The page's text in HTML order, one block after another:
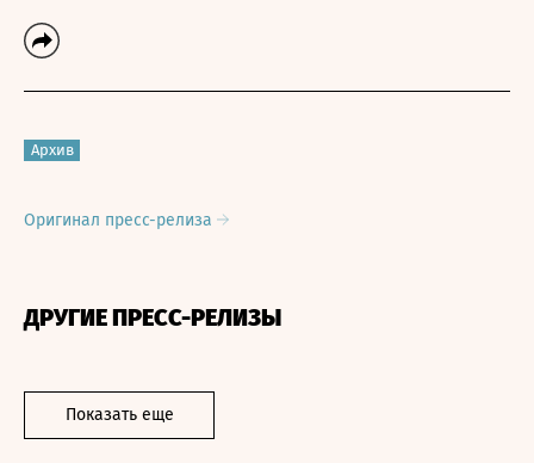
Архив
Оригинал пресс-релиза
ДРУГИЕ ПРЕСС-РЕЛИЗЫ
Показать еще